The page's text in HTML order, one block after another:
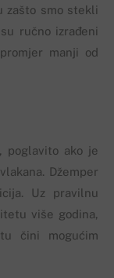
zašto smo stekli
ručno izrađeni
manji od
poglavito ako je
Džemper
Uz pravilnu
više godina,
čini mogućim